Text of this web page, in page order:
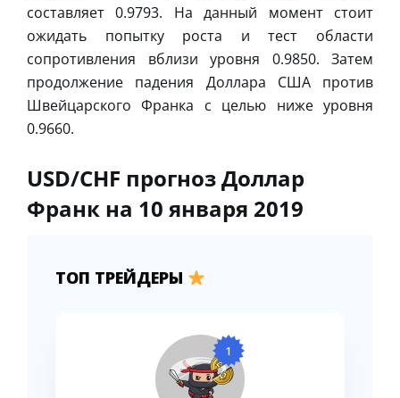
составляет 0.9793. На данный момент стоит
ожидать попытку роста и тест области
сопротивления вблизи уровня 0.9850. Затем
продолжение падения Доллара США против
Швейцарского Франка с целью ниже уровня
0.9660.
USD/CHF прогноз Доллар
Франк на 10 января 2019
ТОП ТРЕЙДЕРЫ
1